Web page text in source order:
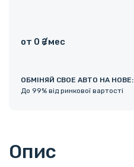
от 0 ₴ /мес
ОБМІНЯЙ СВОЕ АВТО НА НОВЕ:
До 99% від ринкової вартості
Опис